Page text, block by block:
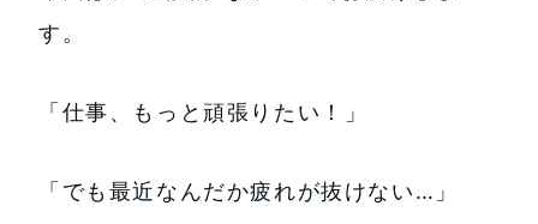
す。
「仕事、もっと頑張りたい！」
「でも最近なんだか疲れが抜けない…」